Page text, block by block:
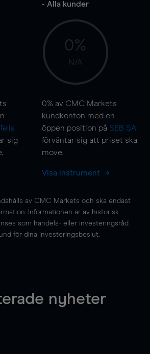
sig
.
- Alla kunder
0%
N/A
0% av CMC Markets
kundkonton med en
öppen position på SEB SA
förväntar sig att priset ska
move.
Visa instrument
av CMC Markets och ska endast
Informationen är av historisk
som handels- eller investeringsråd
för dina investeringsbeslut.
nyheter